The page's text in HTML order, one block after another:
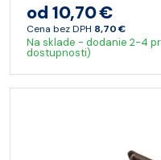
od 10,70 €
Cena bez DPH 8,70 €
Na sklade - dodanie 2-4
dostupnosti)